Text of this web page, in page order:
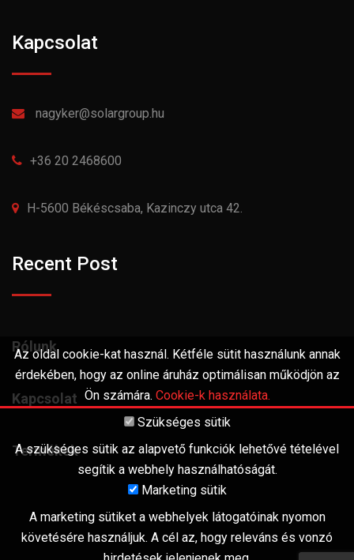
Kapcsolat
nagyker@solargroup.hu
+36 20 2468600
H-5600 Békéscsaba, Kazinczy utca 42.
Recent Post
Rólunk
Kapcsolat
Termékek
Az oldal cookie-kat használ. Kétféle sütit használunk annak
érdekében, hogy az online áruház optimálisan működjön az
Ön számára. Cookie-k használata.
Szükséges sütik
A szükséges sütik az alapvető funkciók lehetővé tételével
segítik a webhely használhatóságát.
Marketing sütik
A marketing sütiket a webhelyek látogatóinak nyomon
követésére használjuk. A cél az, hogy releváns és vonzó